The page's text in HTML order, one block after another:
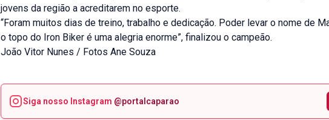
jovens da região a acreditarem no esporte.
“Foram muitos dias de treino, trabalho e dedicação. Poder levar o nome de
o topo do Iron Biker é uma alegria enorme”, finalizou o campeão.
João Vitor Nunes / Fotos Ane Souza
Siga nosso Instagram @portalcaparao